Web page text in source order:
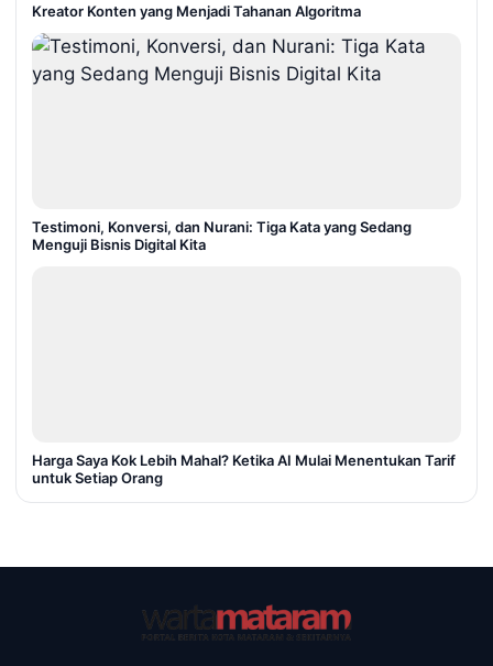
Kreator Konten yang Menjadi Tahanan Algoritma
Testimoni, Konversi, dan Nurani: Tiga Kata yang Sedang
Menguji Bisnis Digital Kita
Harga Saya Kok Lebih Mahal? Ketika AI Mulai Menentukan Tarif
untuk Setiap Orang